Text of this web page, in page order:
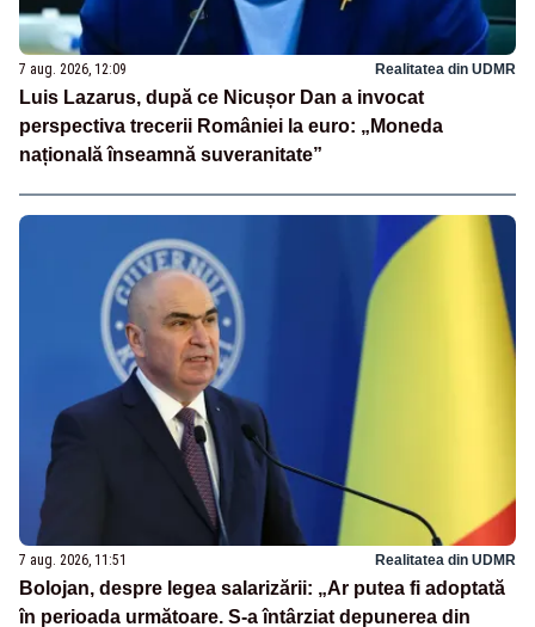
7 aug. 2026, 12:09 Realitatea din UDMR
Luis Lazarus, după ce Nicușor Dan a invocat
perspectiva trecerii României la euro: „Moneda
națională înseamnă suveranitate”
7 aug. 2026, 11:51 Realitatea din UDMR
Bolojan, despre legea salarizării: „Ar putea fi adoptată
în perioada următoare. S-a întârziat depunerea din